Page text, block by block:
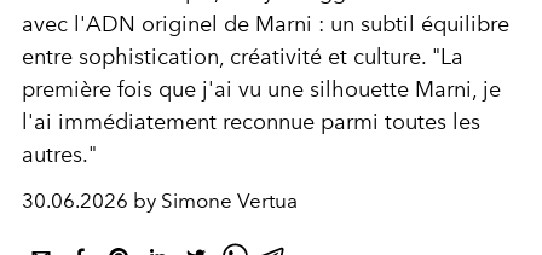
avec l'ADN originel de Marni : un subtil équilibre
entre sophistication, créativité et culture. "La
première fois que j'ai vu une silhouette Marni, je
l'ai immédiatement reconnue parmi toutes les
autres."
30.06.2026 by Simone Vertua